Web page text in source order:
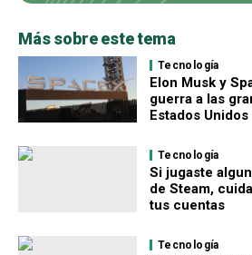
Más sobre este tema
Tecnología
Elon Musk y
guerra a las
Estados Unidos
Tecnología
Si jugaste
de Steam,
tus cuentas
Tecnología